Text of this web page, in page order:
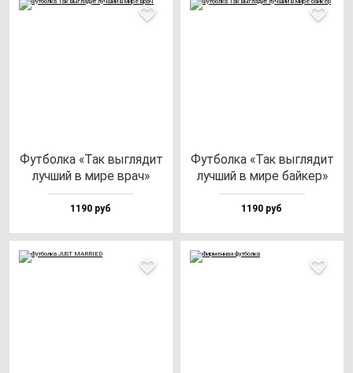
Фут­бол­ка «Так выг­ля­дит
луч­ший в ми­ре врач»
1190 руб
Фут­бол­ка «Так выг­ля­дит
луч­ший в ми­ре бай­кер»
1190 руб